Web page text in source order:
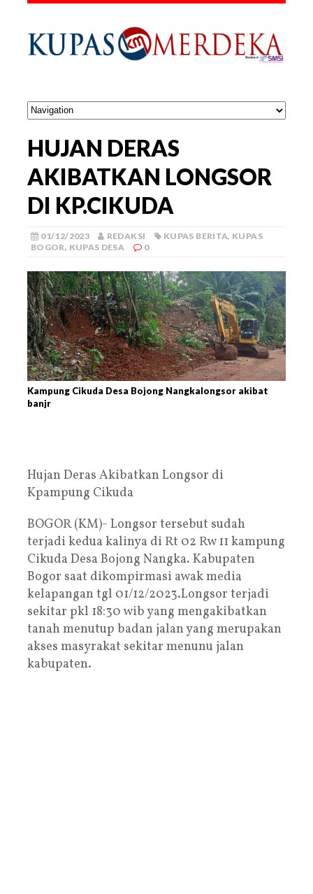
HUJAN DERAS
AKIBATKAN LONGSOR
DI KP.CIKUDA
01/12/2023 REDAKSI KUPAS BERITA, KUPAS
BOGOR, KUPAS DESA 0
Kampung Cikuda Desa Bojong Nangkalongsor akibat
banjr
Hujan Deras Akibatkan Longsor di
Kpampung Cikuda
BOGOR (KM)- Longsor tersebut sudah
terjadi kedua kalinya di Rt 02 Rw 11 kampung
Cikuda Desa Bojong Nangka. Kabupaten
Bogor saat dikompirmasi awak media
kelapangan tgl 01/12/2023.Longsor terjadi
sekitar pkl 18:30 wib yang mengakibatkan
tanah menutup badan jalan yang merupakan
akses masyrakat sekitar menunu jalan
kabupaten.